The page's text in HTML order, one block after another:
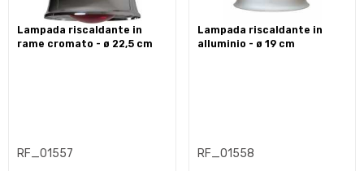
lampada riscaldante in
rame cromato - ø 22,5 cm
RF_01557
lampada riscaldante in
alluminio - ø 19 cm
RF_01558